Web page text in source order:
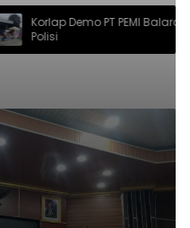
Demo PT PEMI Balaraja